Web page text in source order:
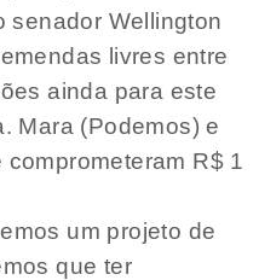
senador Wellington
livres entre
ainda para este
Mara (Podemos) e
R$ 1
um projeto de
que ter